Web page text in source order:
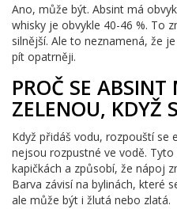
Ano, může být. Absint má
whisky je obvykle 40-46 %. To
silnější. Ale to neznamená, že
pít opatrněji.
PROČ SE
ZELENOU, KDYŽ
Když přidáš vodu, rozpouští se
nejsou rozpustné ve vodě.
kapičkách a způsobí, že nápoj
Barva závisí na bylinách, které
ale může být i žlutá nebo zlatá.